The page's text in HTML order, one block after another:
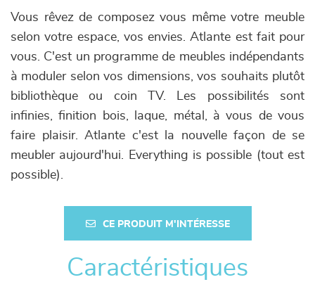
Vous rêvez de composez vous même votre meuble
selon votre espace, vos envies. Atlante est fait pour
vous. C'est un programme de meubles indépendants
à moduler selon vos dimensions, vos souhaits plutôt
bibliothèque ou coin TV. Les possibilités sont
infinies, finition bois, laque, métal, à vous de vous
faire plaisir. Atlante c'est la nouvelle façon de se
meubler aujourd'hui. Everything is possible (tout est
possible).
CE PRODUIT M'INTÉRESSE
Caractéristiques